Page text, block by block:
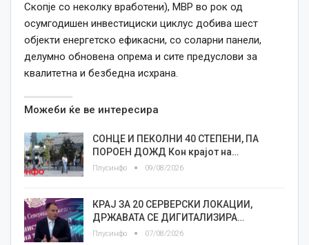
Скопје со неколку вработени), МВР во рок од
осумгодишен инвестициски циклус добива шест
објекти енергетско ефикасни, со соларни панели,
делумно обновена опрема и сите предуслови за
квалитетна и безбедна исхрана.
Можеби ќе ве интересира
СОНЦЕ И ПЕКОЛНИ 40 СТЕПЕНИ, ПА
ПОРОЕН ДОЖД Кон крајот на…
Плусинфо 09/08/2026
КРАЈ ЗА 20 СЕРВЕРСКИ ЛОКАЦИИ,
ДРЖАВАТА СЕ ДИГИТАЛИЗИРА…
Плусинфо 07/08/2026